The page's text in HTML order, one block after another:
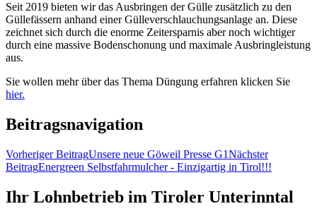
Seit 2019 bieten wir das Ausbringen der Gülle zusätzlich zu den
Güllefässern anhand einer Gülleverschlauchungsanlage an. Diese
zeichnet sich durch die enorme Zeitersparnis aber noch wichtiger
durch eine massive Bodenschonung und maximale Ausbringleistung
aus.
Sie wollen mehr über das Thema Düngung erfahren klicken Sie
hier.
Beitragsnavigation
Vorheriger BeitragUnsere neue Göweil Presse G1Nächster
BeitragEnergreen Selbstfahrmulcher - Einzigartig in Tirol!!!
Ihr Lohnbetrieb im Tiroler Unterinntal